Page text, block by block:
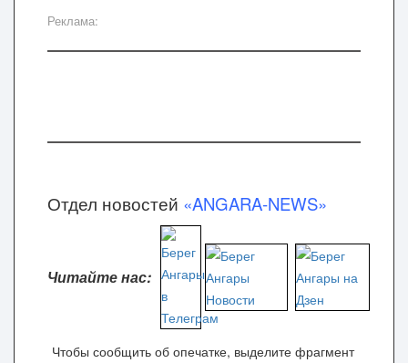
Реклама:
Отдел новостей «ANGARA-NEWS»
Читайте нас:
Чтобы сообщить об опечатке, выделите фрагмент